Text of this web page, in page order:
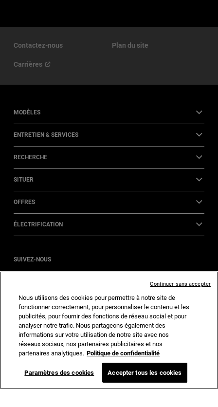
Contactez-nous Plan du site
Carrières
MODÈLES
ENTRETIEN & SERVICES
RECHERCHE
SITUER
OFFRES
ÉLECTRIFICATION
SUIVEZ-NOUS
Accueil Confidentialité Cookies
Accessibilité
©2026 FCA US LLC. Tous droits réservés.
Nous utilisons des cookies pour permettre à notre site de
fonctionner correctement, pour personnaliser le contenu et les
publicités, pour fournir des fonctions de réseau social et pour
analyser notre trafic. Nous partageons également des
informations sur votre utilisation de notre site avec nos
réseaux sociaux, nos partenaires publicitaires et nos
partenaires analytiques. Politique de confidentialité
Paramètres des cookies Accepter tous les cookies
Continuer sans accepter